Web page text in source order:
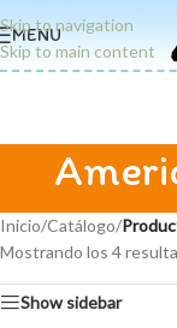
Skip to navigation
Skip to main content
MENU
Inicio/Catálogo/
Mostrando los 4
Show sidebar